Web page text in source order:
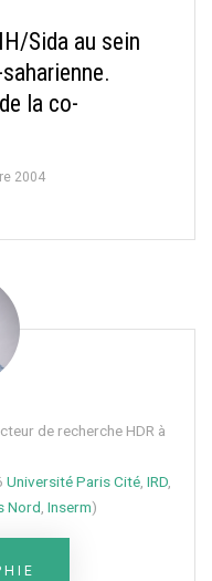
Sida au sein
la co-
2004
de recherche HDR à
Université Paris Cité, IRD,
Nord Inserm)